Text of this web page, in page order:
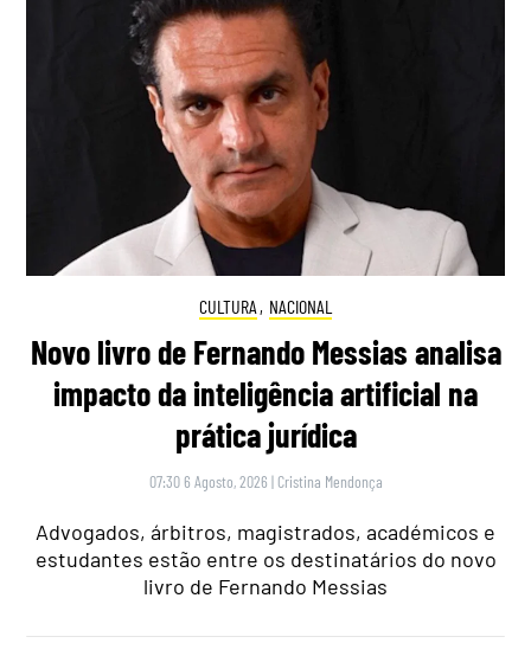
CULTURA , NACIONAL
Novo livro de Fernando Messias analisa
impacto da inteligência artificial na
prática jurídica
07:30 6 Agosto, 2026 | Cristina Mendonça
Advogados, árbitros, magistrados, académicos e
estudantes estão entre os destinatários do novo
livro de Fernando Messias